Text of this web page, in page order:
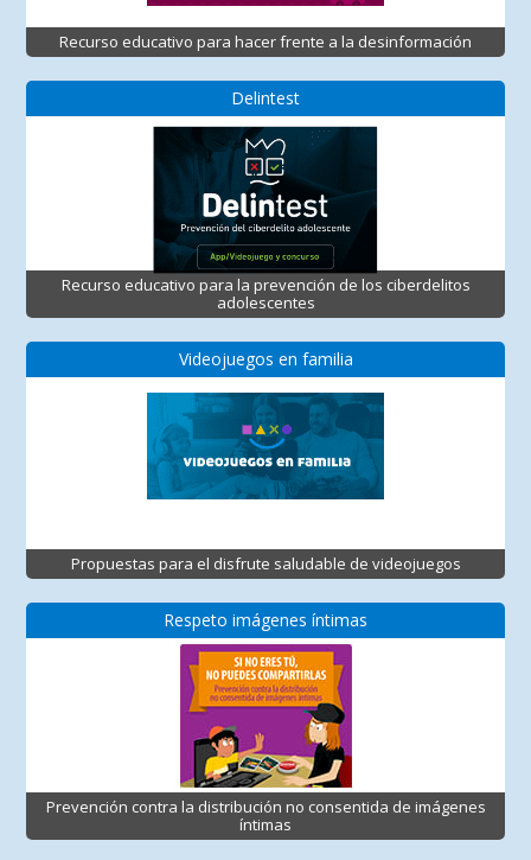
Recurso educativo para hacer frente a la desinformación
Delintest
Recurso educativo para la prevención de los ciberdelitos
adolescentes
Videojuegos en familia
Propuestas para el disfrute saludable de videojuegos
Respeto imágenes íntimas
Prevención contra la distribución no consentida de imágenes
íntimas